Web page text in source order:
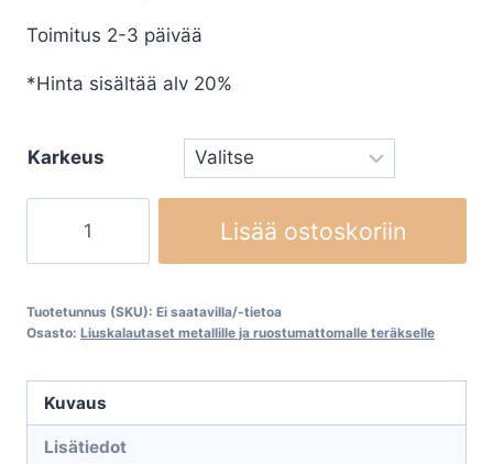
Toimitus 2-3 päivää
*Hinta sisältää alv 20%
Karkeus
KLINGSPOR
SMT924
määrä
Lisää ostoskoriin
Tuotetunnus (SKU): Ei saatavilla/-tietoa
Osasto: Liuskalautaset metallille ja ruostumattomalle teräkselle
Kuvaus
Lisätiedot